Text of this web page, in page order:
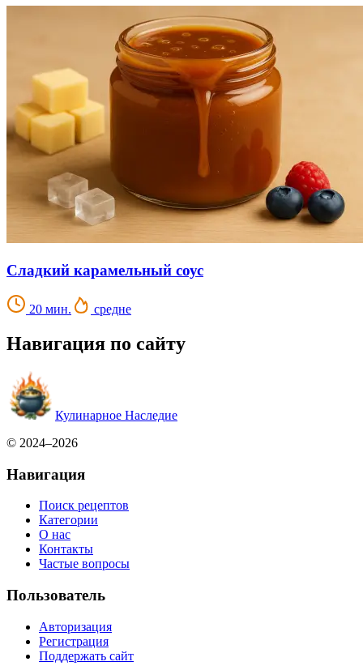
Сладкий карамельный соус
20 мин. средне
Навигация по сайту
Кулинарное Наследие
© 2024–2026
Навигация
Поиск рецептов
Категории
О нас
Контакты
Частые вопросы
Пользователь
Авторизация
Регистрация
Поддержать сайт